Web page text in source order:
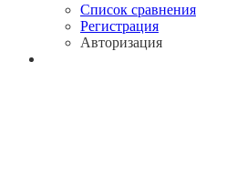
Список сравнения
Регистрация
Авторизация